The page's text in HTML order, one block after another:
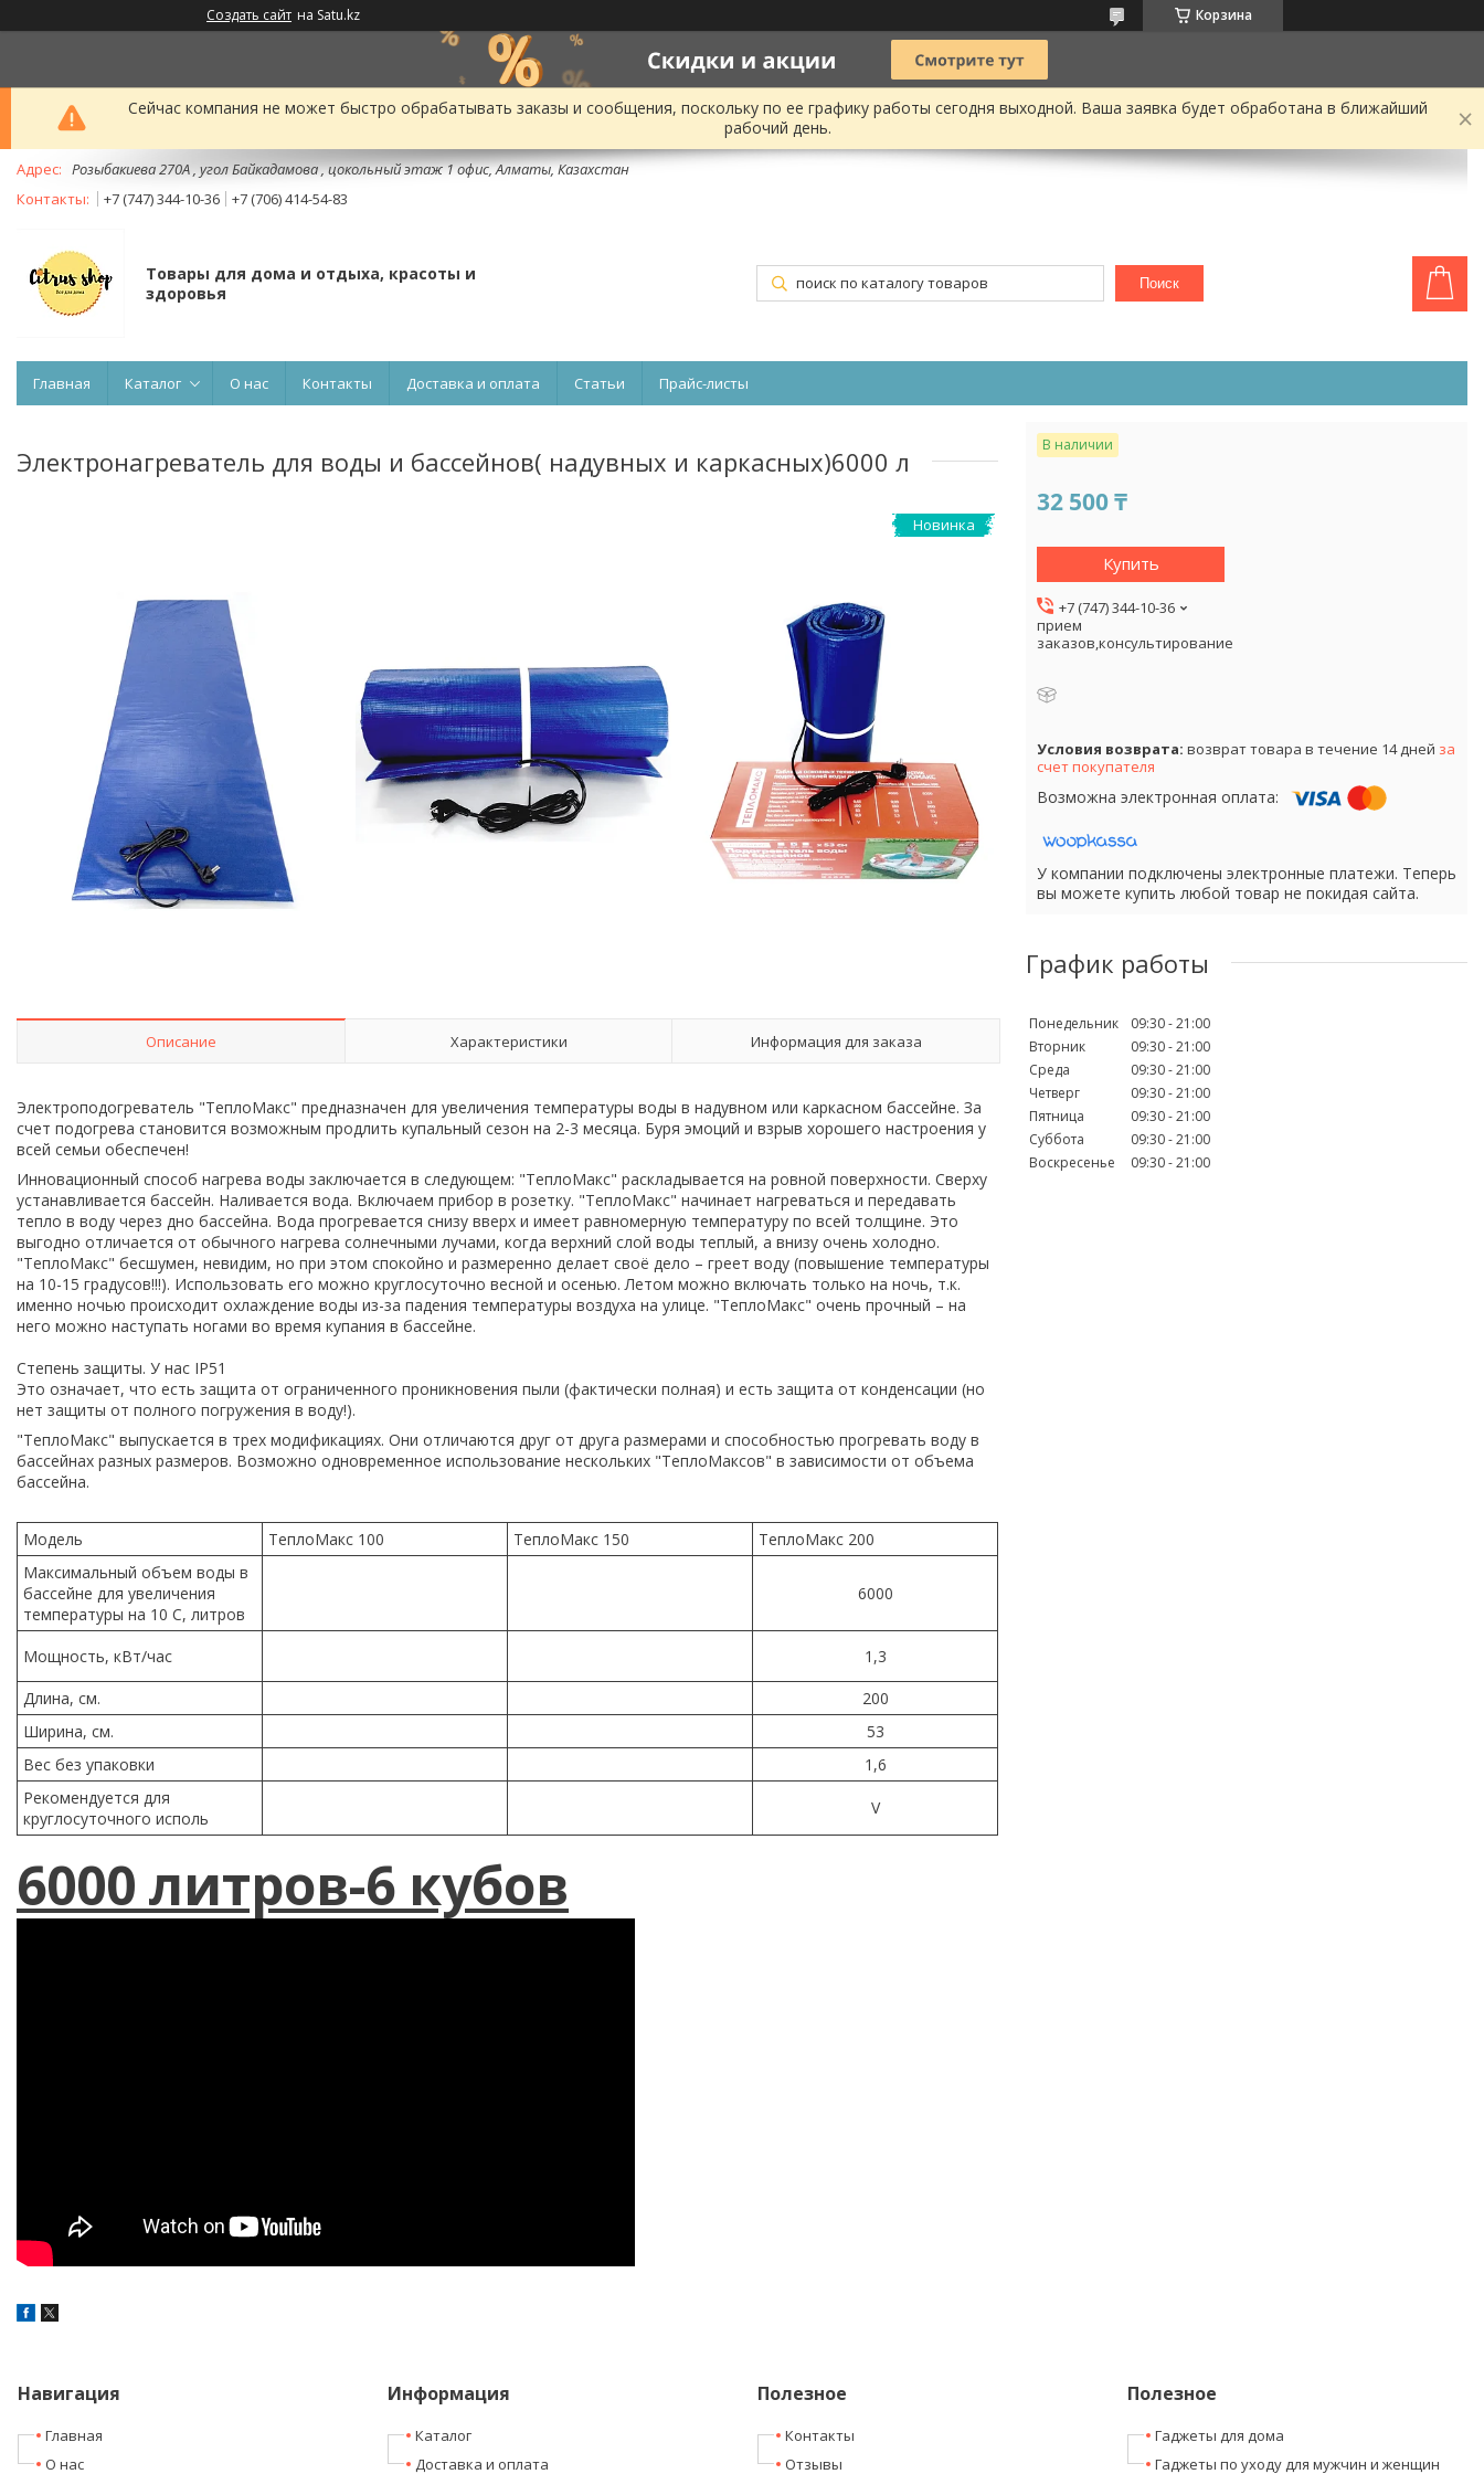
Создать сайт на Satu.kz Корзина
Сейчас компания не может быстро обрабатывать заказы и сообщения, поскольку по ее графику работы сегодня выходной. Ваша заявка будет обработана в ближайший
рабочий день.
Розыбакиева 270А , угол Байкадамова , цокольный этаж 1 офис, Алматы, Казахстан
+7 (747) 344-10-36
+7 (706) 414-54-83
Товары для дома и отдыха, красоты и
здоровья
Поиск
Главная Каталог О нас Контакты Доставка и оплата Статьи Прайс-листы
Электронагреватель для воды и бассейнов( надувных и каркасных)6000 л
Новинка
Описание Характеристики Информация для заказа
Электроподогреватель "ТеплоМакс" предназначен для увеличения температуры воды в надувном или каркасном бассейне. За
счет подогрева становится возможным продлить купальный сезон на 2-3 месяца. Буря эмоций и взрыв хорошего настроения у
всей семьи обеспечен!
Инновационный способ нагрева воды заключается в следующем: "ТеплоМакс" раскладывается на ровной поверхности. Сверху
устанавливается бассейн. Наливается вода. Включаем прибор в розетку. "ТеплоМакс" начинает нагреваться и передавать
тепло в воду через дно бассейна. Вода прогревается снизу вверх и имеет равномерную температуру по всей толщине. Это
выгодно отличается от обычного нагрева солнечными лучами, когда верхний слой воды теплый, а внизу очень холодно.
"ТеплоМакс" бесшумен, невидим, но при этом спокойно и размеренно делает своё дело – греет воду (повышение температуры
на 10-15 градусов!!!). Использовать его можно круглосуточно весной и осенью. Летом можно включать только на ночь, т.к.
именно ночью происходит охлаждение воды из-за падения температуры воздуха на улице. "ТеплоМакс" очень прочный – на
него можно наступать ногами во время купания в бассейне.
Степень защиты. У нас IP51
Это означает, что есть защита от ограниченного проникновения пыли (фактически полная) и есть защита от конденсации (но
нет защиты от полного погружения в воду!).
"ТеплоМакс" выпускается в трех модификациях. Они отличаются друг от друга размерами и способностью прогревать воду в
бассейнах разных размеров. Возможно одновременное использование нескольких "ТеплоМаксов" в зависимости от объема
бассейна.
Модель ТеплоМакс 100 ТеплоМакс 150
ТеплоМакс 200
Максимальный объем воды в
бассейне для увеличения
температуры на 10 С, литров
6000
Мощность, кВт/час
1,3
Длина, см.
200
Ширина, см.
53
Вес без упаковки
1,6
Рекомендуется для
круглосуточного исполь
V
6000 литров-6 кубов
В наличии
32 500 ₸
Купить
+7 (747) 344-10-36
прием
заказов,консультирование
возврат товара в течение 14 дней за
счет покупателя
У компании подключены электронные платежи. Теперь
вы можете купить любой товар не покидая сайта.
График работы
Понедельник 09:30 21:00
Вторник
09:30 21:00
Среда
09:30 21:00
Четверг
09:30 21:00
Пятница
09:30 21:00
Суббота
09:30 21:00
Воскресенье
09:30 21:00
Навигация
Главная
О нас
Информация
Каталог
Доставка и оплата
Полезное
Контакты
Отзывы
Полезное
Гаджеты для дома
Гаджеты по уходу для мужчин и женщин